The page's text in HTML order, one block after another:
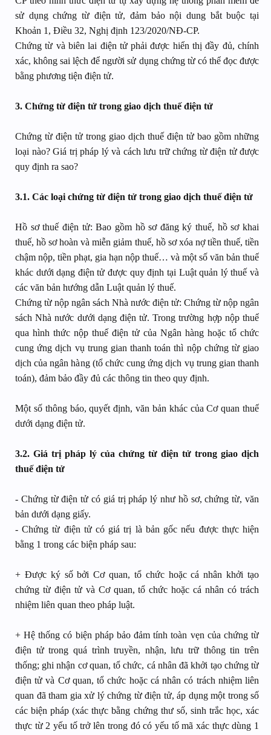
sử dụng chứng từ điện tử, đảm bảo nội dung bắt buộc tại
Khoản 1, Điều 32, Nghị định 123/2020/NĐ-CP.
Chứng từ và biên lai điện tử phải được hiển thị đầy đủ, chính
xác, không sai lệch để người sử dụng chứng từ có thể đọc được
bằng phương tiện điện tử.
3. Chứng từ điện tử trong giao dịch thuế điện tử
Chứng từ điện tử trong giao dịch thuế điện tử bao gồm những
loại nào? Giá trị pháp lý và cách lưu trữ chứng từ điện tử được
quy định ra sao?
3.1. Các loại chứng từ điện tử trong giao dịch thuế điện tử
Hồ sơ thuế điện tử: Bao gồm hồ sơ đăng ký thuế, hồ sơ khai
thuế, hồ sơ hoàn và miễn giảm thuế, hồ sơ xóa nợ tiền thuế, tiền
chậm nộp, tiền phạt, gia hạn nộp thuế… và một số văn bản thuế
khác dưới dạng điện tử được quy định tại Luật quản lý thuế và
các văn bản hướng dẫn Luật quản lý thuế.
Chứng từ nộp ngân sách Nhà nước điện tử: Chứng từ nộp ngân
sách Nhà nước dưới dạng điện tử. Trong trường hợp nộp thuế
qua hình thức nộp thuế điện tử của Ngân hàng hoặc tổ chức
cung ứng dịch vụ trung gian thanh toán thì nộp chứng từ giao
dịch của ngân hàng (tổ chức cung ứng dịch vụ trung gian thanh
toán), đảm bảo đầy đủ các thông tin theo quy định.
Một số thông báo, quyết định, văn bản khác của Cơ quan thuế
dưới dạng điện tử.
3.2. Giá trị pháp lý của chứng từ điện tử trong giao dịch
thuế điện tử
- Chứng từ điện tử có giá trị pháp lý như hồ sơ, chứng từ, văn
bản dưới dạng giấy.
- Chứng từ điện tử có giá trị là bản gốc nếu được thực hiện
bằng 1 trong các biện pháp sau:
+ Được ký số bởi Cơ quan, tổ chức hoặc cá nhân khởi tạo
chứng từ điện tử và Cơ quan, tổ chức hoặc cá nhân có trách
nhiệm liên quan theo pháp luật.
+ Hệ thống có biện pháp bảo đảm tính toàn vẹn của chứng từ
điện tử trong quá trình truyền, nhận, lưu trữ thông tin trên
thống; ghi nhận cơ quan, tổ chức, cá nhân đã khởi tạo chứng từ
điện tử và Cơ quan, tổ chức hoặc cá nhân có trách nhiệm liên
quan đã tham gia xử lý chứng từ điện tử, áp dụng một trong số
các biện pháp (xác thực bằng chứng thư số, sinh trắc học, xác
thực từ 2 yếu tố trở lên trong đó có yếu tố mã xác thực dùng 1